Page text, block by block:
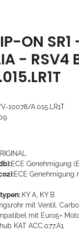
ON
- RSV4
10078/A.015.LR1T
ECE Genehmigung
ECE Genehmigung
KY A, KY B
mit Ventil.
mit Euro5+
KAT ACC.077.A1